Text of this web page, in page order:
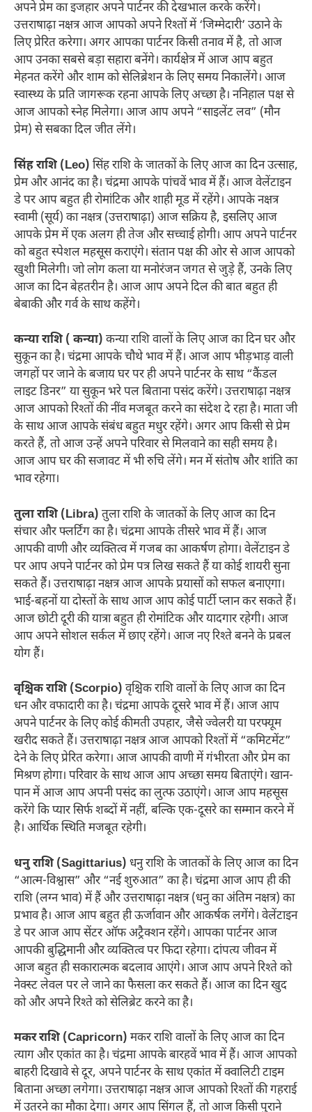
अपने प्रेम का इजहार अपने पार्टनर की देखभाल करके करेंगे।
उत्तराषाढ़ा नक्षत्र आज आपको अपने रिश्तों में ‘जिम्मेदारी’ उठाने के
लिए प्रेरित करेगा। अगर आपका पार्टनर किसी तनाव में है, तो आज
आप उनका सबसे बड़ा सहारा बनेंगे। कार्यक्षेत्र में आज आप बहुत
मेहनत करेंगे और शाम को सेलिब्रेशन के लिए समय निकालेंगे। आज
स्वास्थ्य के प्रति जागरूक रहना आपके लिए अच्छा है। ननिहाल पक्ष से
आज आपको स्नेह मिलेगा। आज आप अपने “साइलेंट लव” (मौन
प्रेम) से सबका दिल जीत लेंगे।
सिंह राशि (Leo) सिंह राशि के जातकों के लिए आज का दिन उत्साह,
प्रेम और आनंद का है। चंद्रमा आपके पांचवें भाव में हैं। आज वेलेंटाइन
डे पर आप बहुत ही रोमांटिक और शाही मूड में रहेंगे। आपके नक्षत्र
स्वामी (सूर्य) का नक्षत्र (उत्तराषाढ़ा) आज सक्रिय है, इसलिए आज
आपके प्रेम में एक अलग ही तेज और सच्चाई होगी। आप अपने पार्टनर
को बहुत स्पेशल महसूस कराएंगे। संतान पक्ष की ओर से आज आपको
खुशी मिलेगी। जो लोग कला या मनोरंजन जगत से जुड़े हैं, उनके लिए
आज का दिन बेहतरीन है। आज आप अपने दिल की बात बहुत ही
बेबाकी और गर्व के साथ कहेंगे।
कन्या राशि ( कन्या) कन्या राशि वालों के लिए आज का दिन घर और
सुकून का है। चंद्रमा आपके चौथे भाव में हैं। आज आप भीड़भाड़ वाली
जगहों पर जाने के बजाय घर पर ही अपने पार्टनर के साथ “कैंडल
लाइट डिनर” या सुकून भरे पल बिताना पसंद करेंगे। उत्तराषाढ़ा नक्षत्र
आज आपको रिश्तों की नींव मजबूत करने का संदेश दे रहा है। माता जी
के साथ आज आपके संबंध बहुत मधुर रहेंगे। अगर आप किसी से प्रेम
करते हैं, तो आज उन्हें अपने परिवार से मिलवाने का सही समय है।
आज आप घर की सजावट में भी रुचि लेंगे। मन में संतोष और शांति का
भाव रहेगा।
तुला राशि (Libra) तुला राशि के जातकों के लिए आज का दिन
संचार और फ्लर्टिंग का है। चंद्रमा आपके तीसरे भाव में हैं। आज
आपकी वाणी और व्यक्तित्व में गजब का आकर्षण होगा। वेलेंटाइन डे
पर आप अपने पार्टनर को प्रेम पत्र लिख सकते हैं या कोई शायरी सुना
सकते हैं। उत्तराषाढ़ा नक्षत्र आज आपके प्रयासों को सफल बनाएगा।
भाई-बहनों या दोस्तों के साथ आज आप कोई पार्टी प्लान कर सकते हैं।
आज छोटी दूरी की यात्रा बहुत ही रोमांटिक और यादगार रहेगी। आज
आप अपने सोशल सर्कल में छाए रहेंगे। आज नए रिश्ते बनने के प्रबल
योग हैं।
वृश्चिक राशि (Scorpio) वृश्चिक राशि वालों के लिए आज का दिन
धन और वफादारी का है। चंद्रमा आपके दूसरे भाव में हैं। आज आप
अपने पार्टनर के लिए कोई कीमती उपहार, जैसे ज्वेलरी या परफ्यूम
खरीद सकते हैं। उत्तराषाढ़ा नक्षत्र आज आपको रिश्तों में “कमिटमेंट”
देने के लिए प्रेरित करेगा। आज आपकी वाणी में गंभीरता और प्रेम का
मिश्रण होगा। परिवार के साथ आज आप अच्छा समय बिताएंगे। खान-
पान में आज आप अपनी पसंद का लुत्फ उठाएंगे। आज आप महसूस
करेंगे कि प्यार सिर्फ शब्दों में नहीं, बल्कि एक-दूसरे का सम्मान करने में
है। आर्थिक स्थिति मजबूत रहेगी।
धनु राशि (Sagittarius) धनु राशि के जातकों के लिए आज का दिन
“आत्म-विश्वास” और “नई शुरुआत” का है। चंद्रमा आज आप ही की
राशि (लग्न भाव) में हैं और उत्तराषाढ़ा नक्षत्र (धनु का अंतिम नक्षत्र) का
प्रभाव है। आज आप बहुत ही ऊर्जावान और आकर्षक लगेंगे। वेलेंटाइन
डे पर आज आप सेंटर ऑफ अट्रैक्शन रहेंगे। आपका पार्टनर आज
आपकी बुद्धिमानी और व्यक्तित्व पर फिदा रहेगा। दांपत्य जीवन में
आज बहुत ही सकारात्मक बदलाव आएंगे। आज आप अपने रिश्ते को
नेक्स्ट लेवल पर ले जाने का फैसला कर सकते हैं। आज का दिन खुद
को और अपने रिश्ते को सेलिब्रेट करने का है।
मकर राशि (Capricorn) मकर राशि वालों के लिए आज का दिन
त्याग और एकांत का है। चंद्रमा आपके बारहवें भाव में हैं। आज आपको
बाहरी दिखावे से दूर, अपने पार्टनर के साथ एकांत में क्वालिटी टाइम
बिताना अच्छा लगेगा। उत्तराषाढ़ा नक्षत्र आज आपको रिश्तों की गहराई
में उतरने का मौका देगा। अगर आप सिंगल हैं, तो आज किसी पुराने